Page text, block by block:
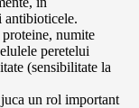
antibioticele.
numite
peretelui
(sensibilitate la
un rol important